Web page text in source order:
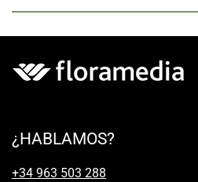
¿HABLAMOS?
+34 963 503 288